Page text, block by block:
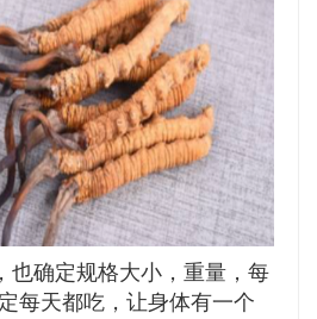
，也确定规格大小，重量，每
每天都吃，让身体有一个